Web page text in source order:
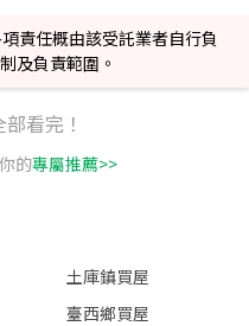
責任概由該受託業者自行負
及負責範圍。
看完！
的專屬推薦>>
土庫鎮買屋
臺西鄉買屋